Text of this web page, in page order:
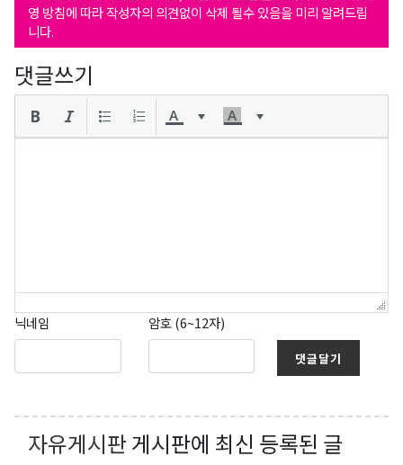
영 방침에 따라 작성자의 의견없이 삭제 될수 있음을 미리 알려드립
니다.
댓글쓰기
닉네임 암호 (6~12자)
댓글달기
자유게시판게시판에 최신 등록된 글